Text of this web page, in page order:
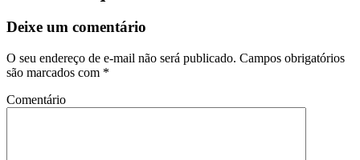
Deixe um comentário
O seu endereço de e-mail não será publicado. Campos obrigatórios
são marcados com *
Comentário